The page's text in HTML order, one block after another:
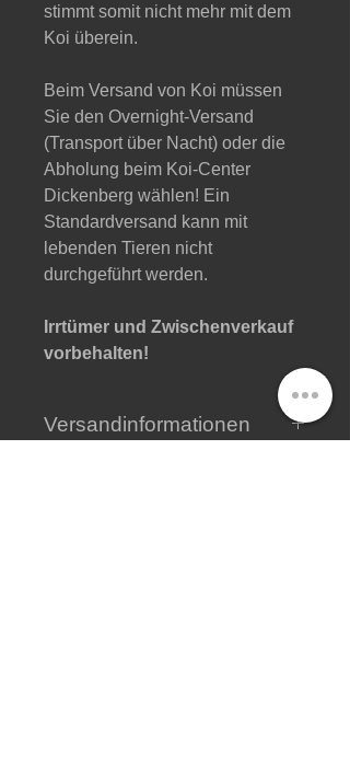
stimmt somit nicht mehr mit dem
Koi überein.
Beim Versand von Koi müssen
Sie den Overnight-Versand
(Transport über Nacht) oder die
Abholung beim Koi-Center
Dickenberg wählen! Ein
Standardversand kann mit
lebenden Tieren nicht
durchgeführt werden.
Irrtümer und Zwischenverkauf
vorbehalten!
Versandinformationen